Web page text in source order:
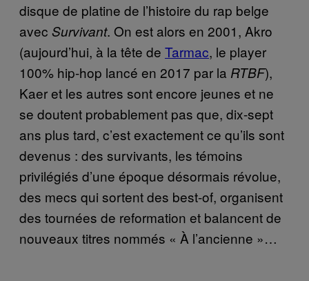
disque de platine de l’histoire du rap belge
avec Survivant. On est alors en 2001, Akro
(aujourd’hui, à la tête de Tarmac, le player
100% hip-hop lancé en 2017 par la RTBF),
Kaer et les autres sont encore jeunes et ne
se doutent probablement pas que, dix-sept
ans plus tard, c’est exactement ce qu’ils sont
devenus : des survivants, les témoins
privilégiés d’une époque désormais révolue,
des mecs qui sortent des best-of, organisent
des tournées de reformation et balancent de
nouveaux titres nommés « À l’ancienne »…